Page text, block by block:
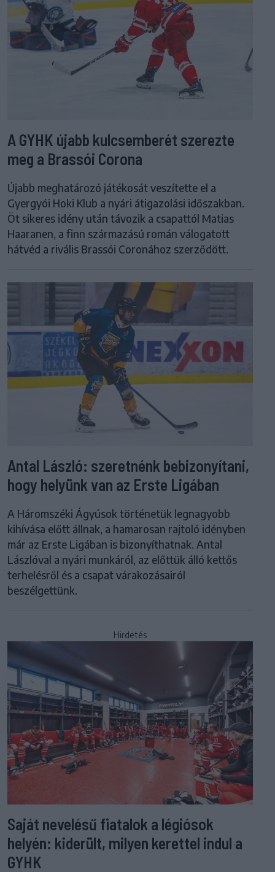
A GYHK újabb kulcsemberét szerezte
meg a Brassói Corona
Újabb meghatározó játékosát veszítette el a
Gyergyói Hoki Klub a nyári átigazolási időszakban.
Öt sikeres idény után távozik a csapattól Matias
Haaranen, a finn származású román válogatott
hátvéd a rivális Brassói Coronához szerződött.
Antal László: szeretnénk bebizonyítani,
hogy helyünk van az Erste Ligában
A Háromszéki Ágyúsok történetük legnagyobb
kihívása előtt állnak, a hamarosan rajtoló idényben
már az Erste Ligában is bizonyíthatnak. Antal
Lászlóval a nyári munkáról, az előttük álló kettős
terhelésről és a csapat várakozásairól
beszélgettünk.
Hirdetés
Saját nevelésű fiatalok a légiósok
helyén: kiderült, milyen kerettel indul a
GYHK